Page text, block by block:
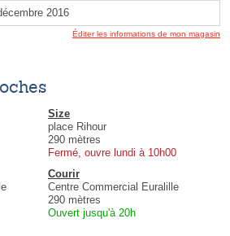
2016
Éditer les informations de mon magasin
Size
place Rihour
290 mètres
Fermé, ouvre lundi à 10h00
Courir
Centre Commercial Euralille
290 mètres
Ouvert jusqu'à 20h